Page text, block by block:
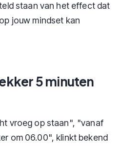
staan van het effect dat
jouw mindset kan
5 minuten
vroeg op staan", "vanaf
om 06.00", klinkt bekend